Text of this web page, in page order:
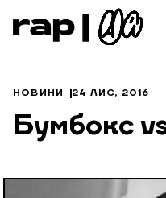
НОВИНИ 24 ЛИС, 2016
Бумбокс